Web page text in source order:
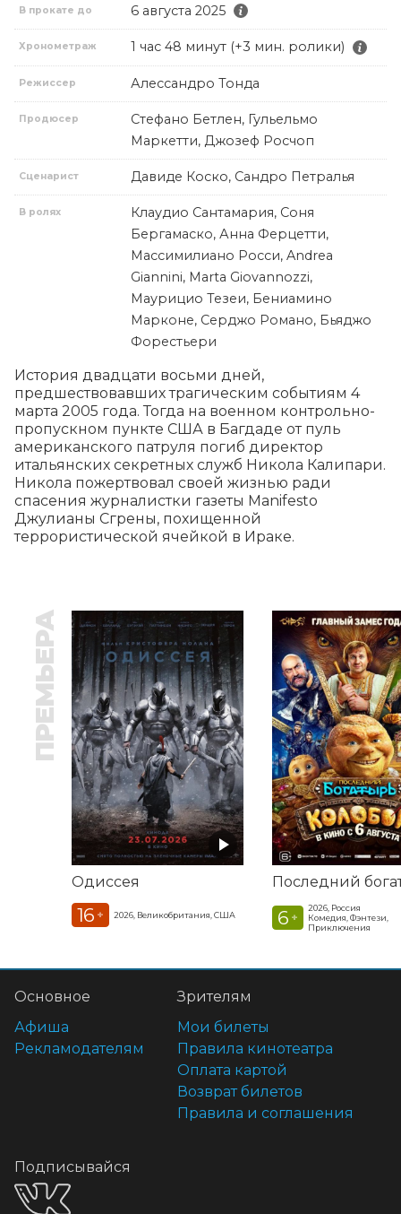
В прокате до 6 августа 2025
Хронометраж 1 час 48 минут (+3 мин. ролики)
Режиссер Алессандро Тонда
Продюсер
Стефано Бетлен, Гульельмо
Маркетти, Джозеф Росчоп
Сценарист Давиде Коско, Сандро Петралья
В ролях
Клаудио Сантамария, Соня
Бергамаско, Анна Ферцетти,
Массимилиано Росси, Andrea
Giannini, Marta Giovannozzi,
Маурицио Тезеи, Бениамино
Марконе, Серджо Романо, Бьяджо
Форестьери
История двадцати восьми дней,
предшествовавших трагическим событиям 4
марта 2005 года. Тогда на военном контрольно-
пропускном пункте США в Багдаде от пуль
американского патруля погиб директор
итальянских секретных служб Никола Калипари.
Никола пожертвовал своей жизнью ради
спасения журналистки газеты Manifesto
Джулианы Сгрены, похищенной
террористической ячейкой в Ираке.
ПРЕМЬЕРА
Одиссея
16 + 2026, Великобритания, США 6 +
2026, Россия
Комедия, Фэнтези,
Приключения
Основное
Афиша
Рекламодателям
Зрителям
Мои билеты
Правила кинотеатра
Оплата картой
Возврат билетов
Правила и соглашения
Подписывайся